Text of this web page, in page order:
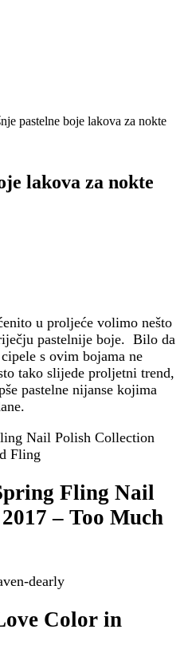
pastelne boje lakova za nokte
lakova za nokte
u proljeće volimo nešto
pastelnije boje. Bilo da
s ovim bojama ne
tako slijede proljetni trend,
pastelne nijanse kojima
Fling Nail
– Too Much
Color in